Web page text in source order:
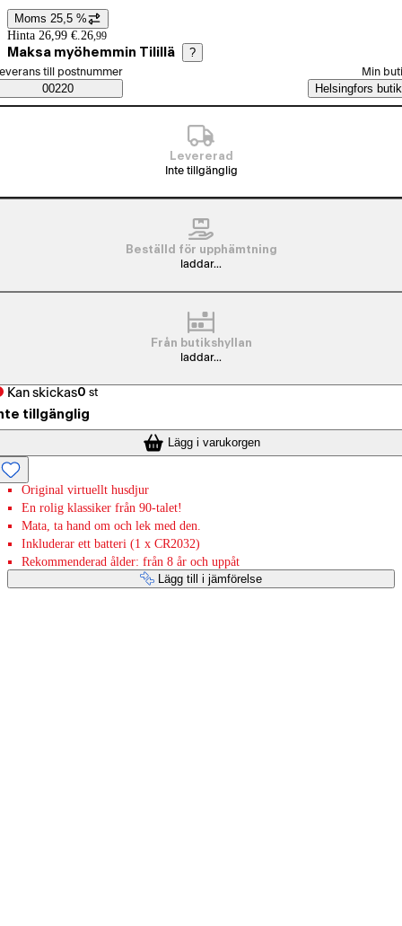
Prisinformation
Moms 25,5 %
Hinta 26,99 €. 26,99
Maksa myöhemmin Tilillä ?
Saatavuustiedot
beställningssätt
till postnummer
00220
Min
Helsingfors butik
Levererad
Inte tillgänglig
Beställd för upphämtning
laddar...
Från butikshyllan
laddar...
Kan skickas0 st
tillgänglig
Lägg i varukorgen
Original virtuellt husdjur
En rolig klassiker från 90-talet!
Mata, ta hand om och lek med den.
Inkluderar ett batteri (1 x CR2032)
Rekommenderad ålder: från 8 år och uppåt
Lägg till i jämförelse